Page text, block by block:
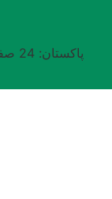
پاکستان: 24 صفر 1448